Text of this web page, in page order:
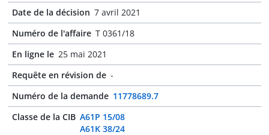
Date de la décision 7 avril 2021
Numéro de l'affaire T 0361/18
En ligne le 25 mai 2021
Requête en révision de -
Numéro de la demande 11778689.7
Classe de la CIB A61P 15/08
A61K 38/24